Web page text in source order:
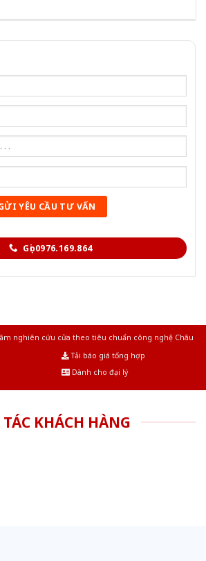
Gọi 0976.169.864
nghiên cứu cửa theo tiêu chuẩn công nghệ Châu
Tải báo giá tổng hợp
Dành cho đại lý
KHÁCH HÀNG